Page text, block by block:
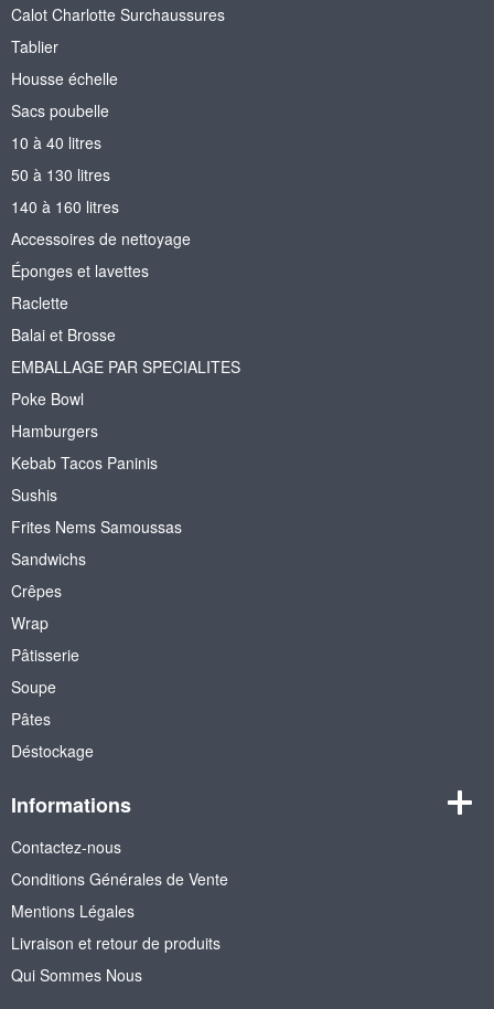
Calot Charlotte Surchaussures
Tablier
Housse échelle
Sacs poubelle
10 à 40 litres
50 à 130 litres
140 à 160 litres
Accessoires de nettoyage
Éponges et lavettes
Raclette
Balai et Brosse
EMBALLAGE PAR SPECIALITES
Poke Bowl
Hamburgers
Kebab Tacos Paninis
Sushis
Frites Nems Samoussas
Sandwichs
Crêpes
Wrap
Pâtisserie
Soupe
Pâtes
Déstockage
Informations
Contactez-nous
Conditions Générales de Vente
Mentions Légales
Livraison et retour de produits
Qui Sommes Nous